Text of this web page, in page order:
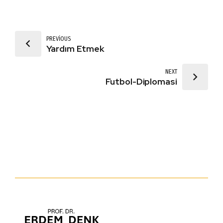
PREVIOUS
Yardım Etmek
NEXT
Futbol-Diplomasi